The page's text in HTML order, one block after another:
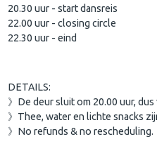
20.30 uur - start dansreis
22.00 uur - closing circle
22.30 uur - eind
DETAILS:
》De deur sluit om 20.00 uur,
》Thee, water en lichte snacks
》No refunds & no rescheduling.